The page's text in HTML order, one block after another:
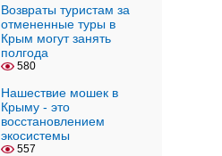
Возвраты туристам за
отмененные туры в
Крым могут занять
полгода
580
Нашествие мошек в
Крыму - это
восстановлением
экосистемы
557